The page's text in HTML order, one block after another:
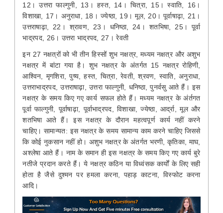
12। उत्तरा फाल्गुनी, 13। हस्त, 14। चित्रा, 15। स्वाति, 16।
विशाखा, 17। अनुराधा, 18। ज्येष्ठा, 19। मूल, 20। पूर्वाषाढ़ा, 21।
उत्तराषाढ़ा, 22। श्रावण, 23। धनिष्ठा, 24। शतभिषा, 25। पूर्वा
भाद्रपद, 26। उत्तरा भाद्रपद, 27। रेवती
इन 27 नक्षत्रों को भी तीन हिस्सों शुभ नक्षत्र, मध्यम नक्षत्र और अशुभ
नक्षत्र में बांटा गया है। शुभ नक्षत्र के अंतर्गत 15 नक्षत्र रोहिणी,
आश्विन, मृगशिरा, पुष्य, हस्त, चित्रा, रेवती, श्रवण, स्वाति, अनुराधा,
उत्तराभाद्रपद, उत्तराषाढ़ा, उत्तरा फाल्गुनी, धनिष्ठा, पुनर्वसु आते हैं। इस
नक्षत्र के समय किए गए कार्य सफल होते हैं। मध्यम नक्षत्र के अंर्तगत
पूर्वा फाल्गुनी, पूर्वाषाढ़ा, पूर्वाभाद्रपद, विशाखा, ज्येष्ठा, आर्द्रा, मूल और
शतभिषा आते हैं। इस नक्षत्र के दौरान महत्वपूर्ण कार्य नहीं करने
चाहिए। सामान्यत: इस नक्षत्र के समय सामान्य काम करने चाहिए जिससे
कि कोई नुकसान नहीं हो। अशुभ नक्षत्र के अंतर्गत भरणी, कृतिका, माघ,
अश्लेषा आते हैं। नाम के समान ही इस नक्षत्र के समय किए गए कार्य बुरे
नतीजे प्रदान करते हैं। ये नक्षत्र कठिन या विध्वंसक कार्यों के लिए सही
होता है जैसे दुश्मन पर हमला करना, पहाड़ काटना, विस्फोट करना
आदि।